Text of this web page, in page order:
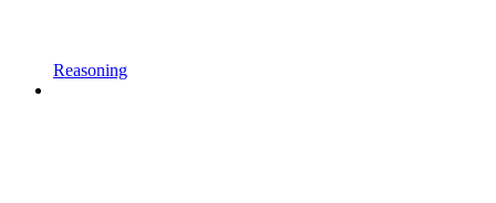
Reasoning